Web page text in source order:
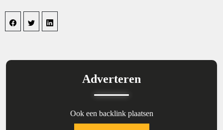
Adverteren
Ook een backlink plaatsen